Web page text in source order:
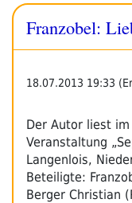
Franzobel:
18.07.2013 19:33
Der Autor liest
Veranstaltung
Langenlois,
Beteiligte:
Berger Christian